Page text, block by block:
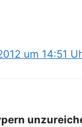
um 14:51